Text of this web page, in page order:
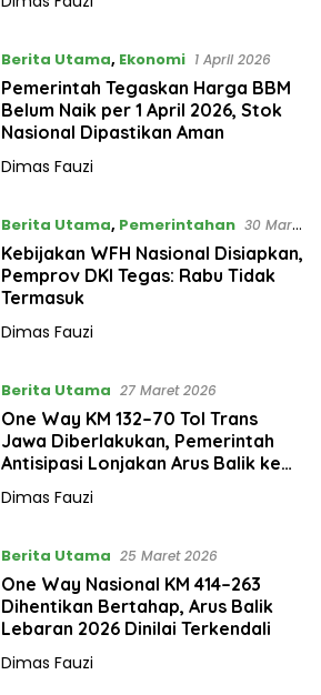
Berita Utama, Ekonomi 1 April 2026
Pemerintah Tegaskan Harga BBM
Belum Naik per 1 April 2026, Stok
Nasional Dipastikan Aman
Dimas Fauzi
Berita Utama, Pemerintahan 30 Maret
2026
Kebijakan WFH Nasional Disiapkan,
Pemprov DKI Tegas: Rabu Tidak
Termasuk
Dimas Fauzi
Berita Utama 27 Maret 2026
One Way KM 132–70 Tol Trans
Jawa Diberlakukan, Pemerintah
Antisipasi Lonjakan Arus Balik ke
Jakarta
Dimas Fauzi
Berita Utama 25 Maret 2026
One Way Nasional KM 414–263
Dihentikan Bertahap, Arus Balik
Lebaran 2026 Dinilai Terkendali
Dimas Fauzi